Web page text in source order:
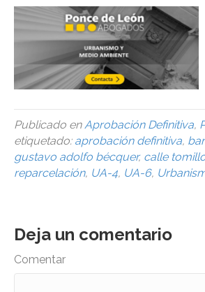
Publicado en Aprobación Definitiva,
etiquetado: aprobación definitiva,
gustavo adolfo bécquer, calle
reparcelación, UA-4, UA-6,
Deja un comentario
Comentar